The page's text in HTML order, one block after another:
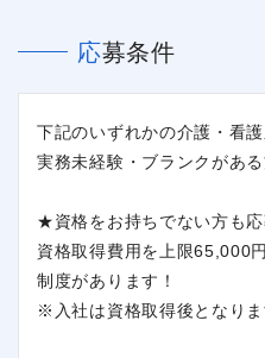
応募条件
下記のいずれかの介護・看
実務未経験・ブランクがあ
★資格をお持ちでない方も
資格取得費用を上限65,000
制度があります！
※入社は資格取得後となりま